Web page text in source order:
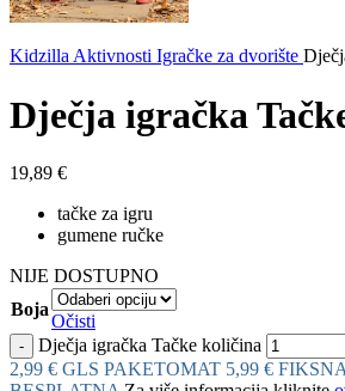
Kidzilla Aktivnosti Igračke za dvorište
Dječja igračka
19,89 €
tačke za igru
gumene ručke
NIJE DOSTUPNO
Boja
Očisti
Dječja igračka Tačke količina
2,99 € GLS PAKETOMAT 5,99 €